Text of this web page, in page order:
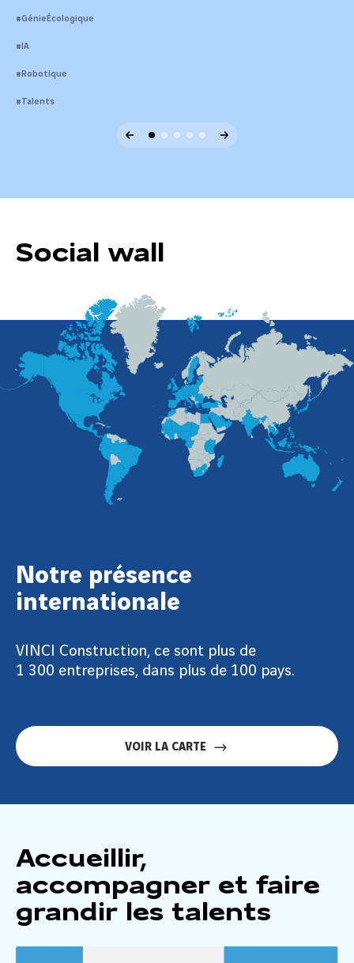
#GénieÉcologique
Génie écologique
#IA
Intelligence artificielle
#Robotique
Robotique
UN ENVIRONNEMENT DE TRAVAIL EN PLEINE MUTATION
#Talents
Vivre notre passion de
construire
Social wall
Notre présence
internationale
VINCI Construction, ce sont plus de
1 300 entreprises, dans plus de 100 pays.
VOIR LA CARTE
Accueillir,
accompagner et faire
grandir les talents